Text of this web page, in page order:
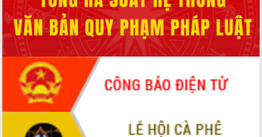
phá cơ chế - Hợp tác công tư
Đề án 06 tạo bước ngoặt đột phá trong
cải cách hành chính tỉnh Đắk Lắk
Kết nối tour, đẩy mạnh chuyển đổi số
để phát triển du lịch Đắk Lắk
Khởi động Dự án Đầu tư xây dựng hạ
tầng kỹ thuật Cụm công nghiệp Tân
Tiến
Gặp mặt các cơ quan báo chí nhân Kỷ
niệm 101 năm Ngày Báo chí Cách
mạng Việt Nam